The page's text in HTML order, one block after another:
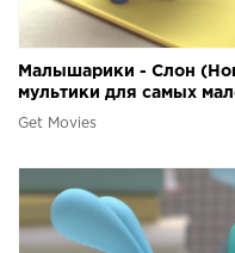
Малышарики - Слон
мультики для самых
Get Movies